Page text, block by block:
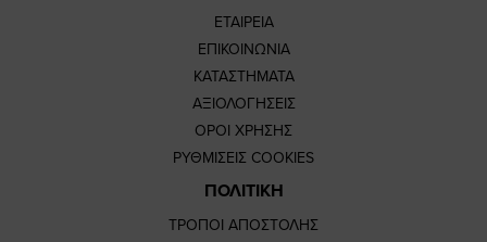
ΕΤΑΙΡΕΙΑ
ΕΠΙΚΟΙΝΩΝΙΑ
ΚΑΤΑΣΤΗΜΑΤΑ
ΑΞΙΟΛΟΓΗΣΕΙΣ
ΟΡΟΙ ΧΡΗΣΗΣ
ΡΥΘΜΙΣΕΙΣ COOKIES
ΠΟΛΙΤΙΚΗ
ΤΡΟΠΟΙ ΑΠΟΣΤΟΛΗΣ